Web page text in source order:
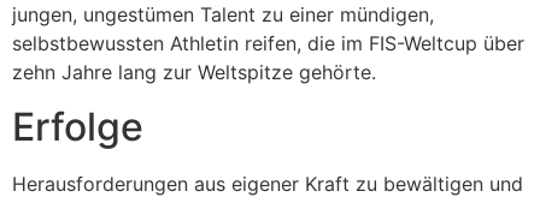
jungen, ungestümen Talent zu einer mündigen,
selbstbewussten Athletin reifen, die im FIS-Weltcup über
zehn Jahre lang zur Weltspitze gehörte.
Erfolge
Herausforderungen aus eigener Kraft zu bewältigen und